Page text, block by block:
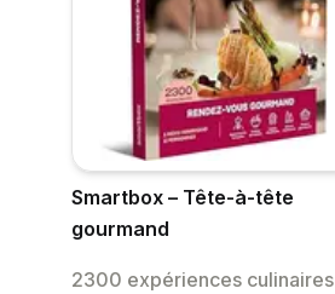
Smartbox – Tête-à-tête
gourmand
2300 expériences culinaires